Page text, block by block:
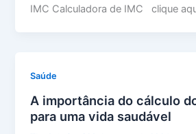
IMC Calculadora de IMC clique
Saúde
A importância do cálculo
para uma vida saudável